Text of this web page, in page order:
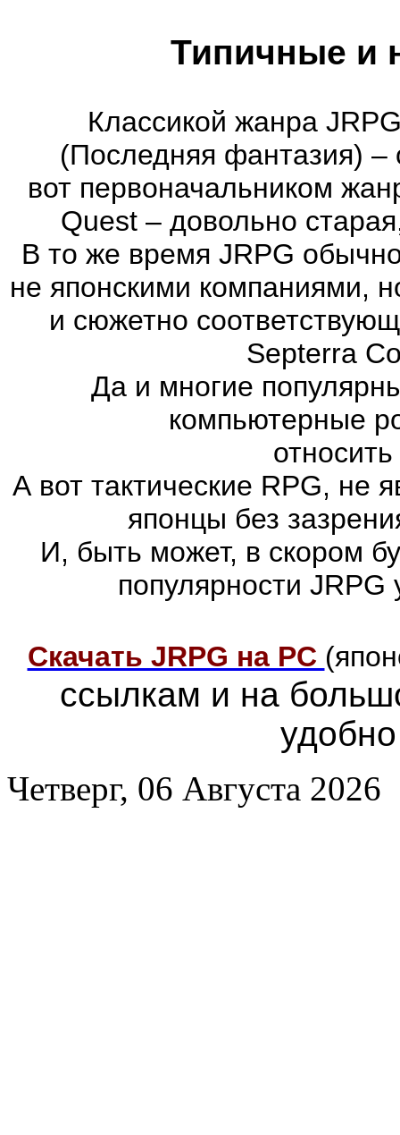
Типичные и
Классикой жанра
(Последняя фантазия) –
вот первоначальником
Quest – довольно
В то же время JRPG
не японскими компаниями,
и сюжетно
Septerra
Да и многие
компьютерные
А вот тактические RPG, не
японцы без
И, быть может, в скором
популярности JRPG
Скачать JRPG на PC
ссылкам и на
Четверг, 06 Августа 2026